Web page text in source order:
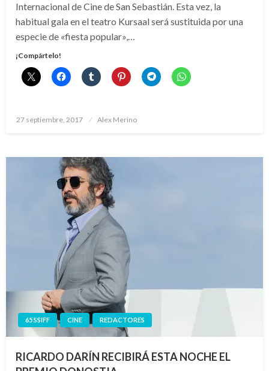
Internacional de Cine de San Sebastián. Esta vez, la
habitual gala en el teatro Kursaal será sustituida por una
especie de «fiesta popular»,…
¡Compártelo!
Publicado
27 septiembre, 2017 Alex Merino
65 SSIFF CINE REDACTORES
RICARDO DARÍN RECIBIRÁ ESTA NOCHE EL